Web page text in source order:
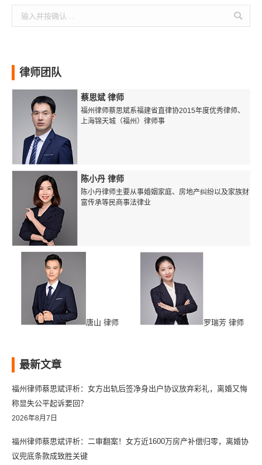
索：
律师团队
蔡思斌 律师
福州律师蔡思斌系福建省直律协2015年度优秀律师、
上海锦天城（福州）律师事
陈小丹 律师
陈小丹律师主要从事婚姻家庭、房地产纠纷以及家族财
富传承等民商事法律业
唐山 律师 罗瑞芳 律师
最新文章
福州律师蔡思斌评析：女方出轨后签净身出户协议放弃彩礼，离婚又悔
称显失公平起诉要回？
2026年8月7日
福州律师蔡思斌评析：二审翻案！女方近1600万房产补偿归零，离婚协
议兜底条款成致胜关键